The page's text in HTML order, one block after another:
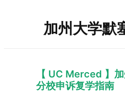
加州大学默
【 UC Merced 】
分校申诉复学指南